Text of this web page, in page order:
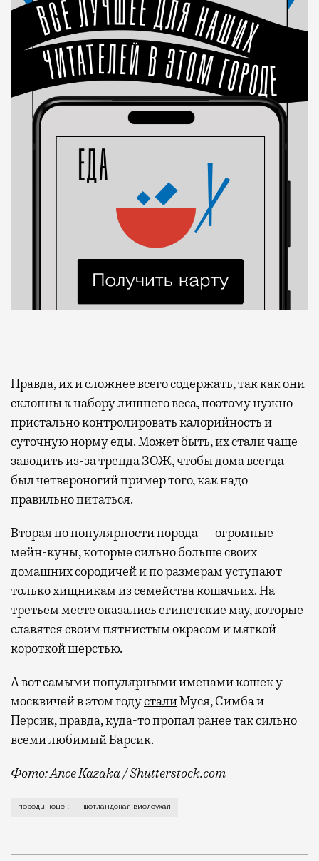
Правда, их и сложнее всего содержать, так как они
склонны к набору лишнего веса, поэтому нужно
пристальноконтролировать калорийность и
суточную норму еды. Может быть, их стали чаще
заводить из-за тренда ЗОЖ, чтобы дома всегда
был четвероногий пример того, как надо
правильно питаться.
Вторая по популярности порода — огромные
мейн-куны, которые сильно больше своих
домашних сородичей и по размерам уступают
только хищникам из семейства кошачьих. На
третьем месте оказались египетские мау, которые
славятся своим пятнистым окрасом и мягкой
короткой шерстью.
А вот самыми популярными именами кошек у
москвичей в этом годусталиМуся, Симба и
Персик, правда, куда-то пропал ранее так сильно
всеми любимый Барсик.
Фото: Ance Kazaka / Shutterstock.com
Самой популярной породой в Москве в 2024 году
породы кошек шотландская вислоухая